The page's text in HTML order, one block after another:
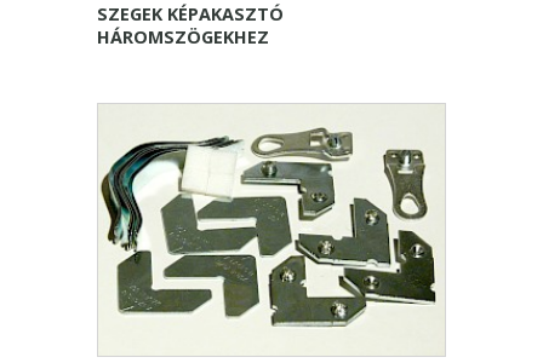
SZEGEK KÉPAKASZTÓ
HÁROMSZÖGEKHEZ